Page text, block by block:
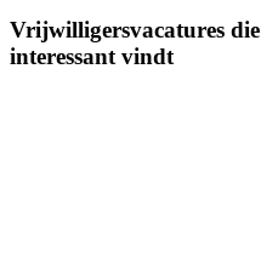
Vrijwilligersvacatures
interessant vindt